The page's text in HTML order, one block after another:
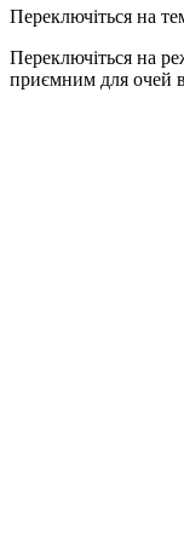
Переключіться на
Переключіться на
приємним для очей